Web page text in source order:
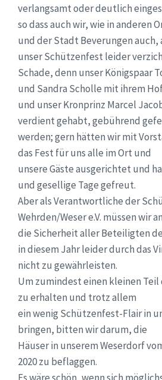
verlangsamt oder deutlich
so dass auch wir, wie in anderen
und der Stadt Beverungen auch,
unser Schützenfest leider
Schade, denn unser Königspaar
und Sandra Scholle mit ihrem
und unser Kronprinz Marcel
verdient gehabt, gebührend
werden; gern hätten wir mit
das Fest für uns alle im Ort und
unsere Gäste ausgerichtet und
und gesellige Tage gefreut.
Aber als Verantwortliche der
Wehrden/Weser e.V. müssen wir an
die Sicherheit aller Beteiligten
in diesem Jahr leider durch das
nicht zu gewährleisten.
Um zumindest einen kleinen
zu erhalten und trotz allem
ein wenig Schützenfest-Flair in
bringen, bitten wir darum, die
Häuser in unserem Weserdorf
2020 zu beflaggen.